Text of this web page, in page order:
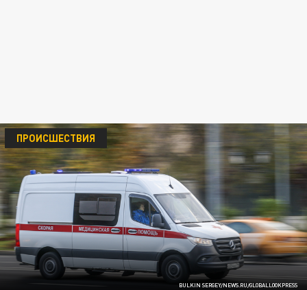
BULKIN SERGEY/NEWS.RU/GLOBALLOOKPRESS
ПРОИСШЕСТВИЯ